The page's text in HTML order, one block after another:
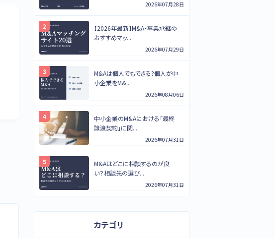
2026年07月28日
【2026年最新】M&A・事業承継の
おすすめマッ...
2026年07月29日
M&Aは個人でもできる?個人が中
小企業をM&...
2026年08月06日
中小企業のM&Aにおける「最終
譲渡契約」に関...
2026年07月31日
M&Aはどこに相談するのが良
い？相談先の選び...
2026年07月31日
カテゴリ